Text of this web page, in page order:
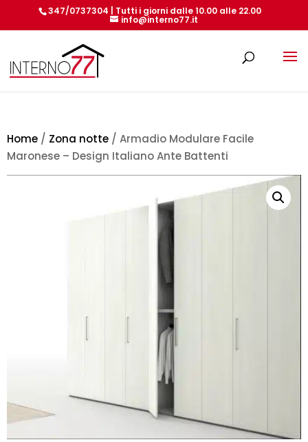
347/0737304 | Tutti i giorni dalle 10.00 alle 22.00
info@interno77.it
Home / Zona notte / Armadio Modulare Facile
Maronese – Design Italiano Ante Battenti